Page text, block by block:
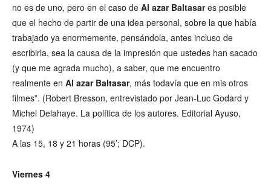
no es de uno, pero en el caso de Al azar Baltasares posible
que el hecho de partir de una idea personal, sobre la que había
trabajado ya enormemente, pensándola, antes incluso de
escribirla, sea la causa de la impresión que ustedes han sacado
(y que me agrada mucho), a saber, que me encuentro
realmente en Al azar Baltasar, más todavía que en mis otros
filmes”. (Robert Bresson, entrevistado por Jean-Luc Godard y
Michel Delahaye. La política de los autores. Editorial Ayuso,
1974)
A las 15, 18 y 21 horas (95’; DCP).
Viernes 4